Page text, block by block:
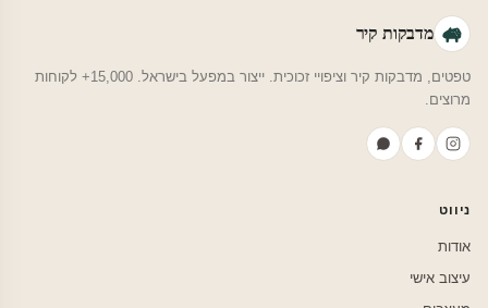
מדבקות קיר
טפטים, מדבקות קיר וציפויי זכוכית. ייצור במפעל בישראל. 15,000+ לקוחות
מרוצים.
ניווט
אודות
עיצוב אישי